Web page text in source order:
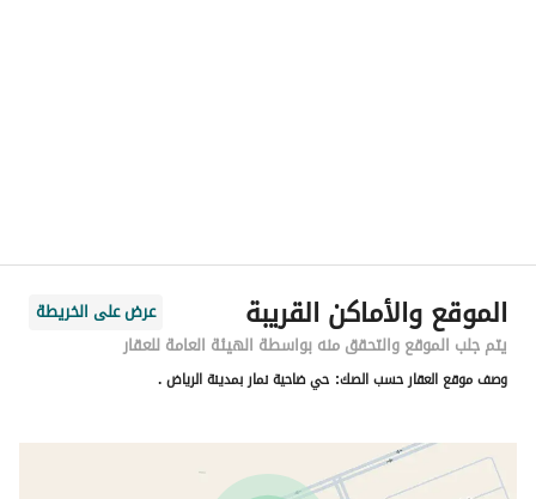
رقم المبنى
2856
الرقم الاضافي
7954
خط العرض
24.526635675362026
الموقع والأماكن القريبة
عرض على الخريطة
يتم جلب الموقع والتحقق منه بواسطة الهيئة العامة للعقار
وصف موقع العقار حسب الصك: حي ضاحية نمار بمدينة الرياض .